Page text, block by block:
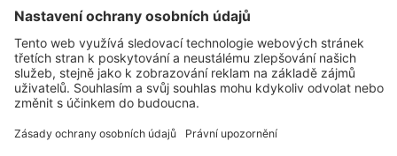
Zákaznická infolinka
O společnosti Dräger
Informace